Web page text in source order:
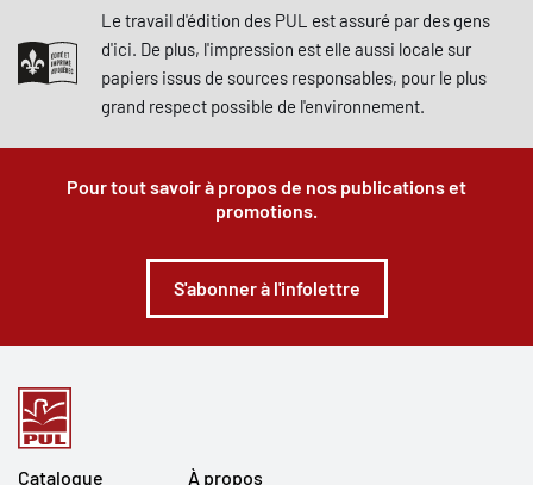
Le travail d'édition des PUL est assuré par des gens
d'ici. De plus, l'impression est elle aussi locale sur
papiers issus de sources responsables, pour le plus
grand respect possible de l'environnement.
Pour tout savoir à propos de nos publications et
promotions.
S'abonner à l'infolettre
Catalogue À propos